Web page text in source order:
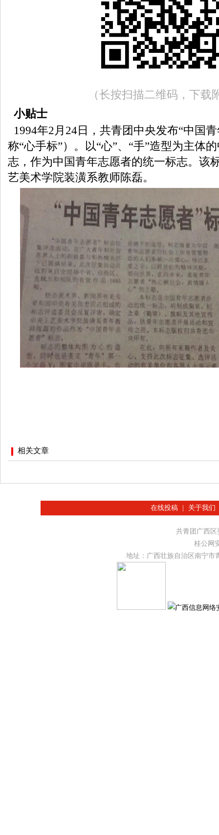
（长按扫描二维码，下载
小贴士
1994年2月24日，共青团中央发布“中国
称“心手标”）。以“心”、“手”造型为主体
志，作为中国青年志愿者的统一标志。该
艺美术学院装潢系教师陈磊。
相关文章
在线投稿 关于我们
共青团广西
桂公网
地址：广西壮族自治区南宁市